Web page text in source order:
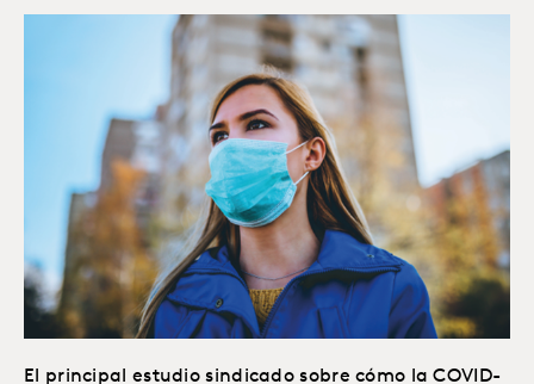
El principal estudio sindicado sobre cómo la COVID-